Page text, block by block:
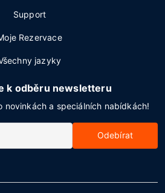
Support
Rezervace
jazyky
k odběru newsletteru
novinkách a speciálních nabídkách!
Odebírat